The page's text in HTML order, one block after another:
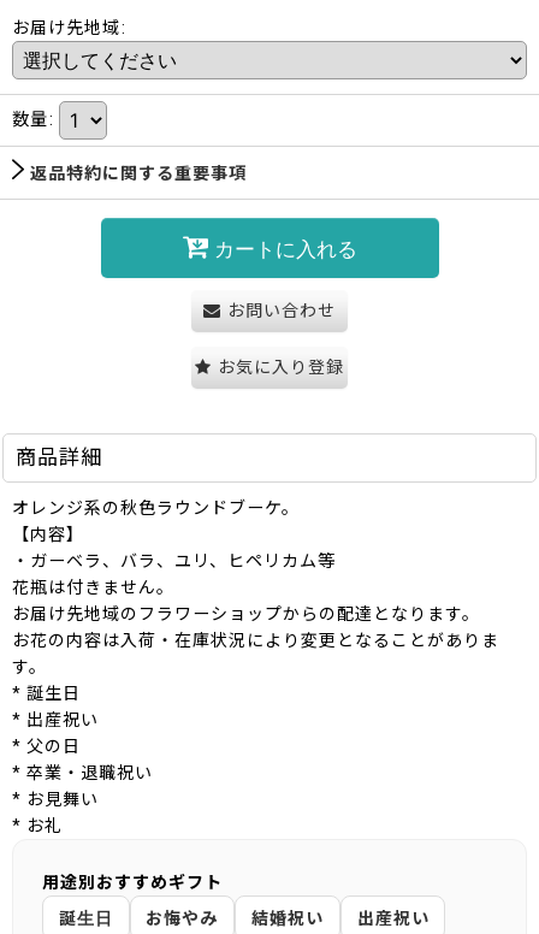
お届け先地域:
数量:
返品特約に関する重要事項
カートに入れる
お問い合わせ
お気に入り登録
商品詳細
オレンジ系の秋色ラウンドブーケ。
【内容】
・ガーベラ、バラ、ユリ、ヒペリカム等
花瓶は付きません。
お届け先地域のフラワーショップからの配達となります。
お花の内容は入荷・在庫状況により変更となることがありま
す。
* 誕生日
* 出産祝い
* 父の日
* 卒業・退職祝い
* お見舞い
* お礼
用途別おすすめギフト
誕生日
お悔やみ 結婚祝い
出産祝い